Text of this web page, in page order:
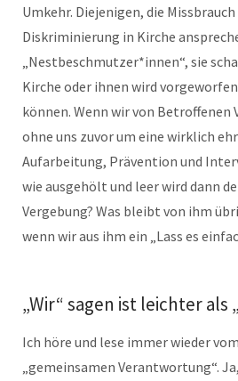
Umkehr. Diejenigen, die
Diskriminierung in Kirche
„Nestbeschmutzer*innen“, sie
Kirche oder ihnen wird
können. Wenn wir von Betroffenen
ohne uns zuvor um eine wirklich
Aufarbeitung, Prävention und
wie ausgehölt und leer wird dann
Vergebung? Was bleibt von ihm
wenn wir aus ihm ein „Lass es
„Wir“ sagen ist leichter als
Ich höre und lese immer wieder
„gemeinsamen Verantwortung“.